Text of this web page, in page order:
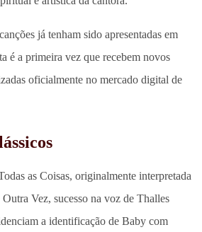
já tenham sido apresentadas em
é a primeira vez que recebem novos
oficialmente no mercado digital de
as Coisas, originalmente interpretada
Vez, sucesso na voz de Thalles
a identificação de Baby com